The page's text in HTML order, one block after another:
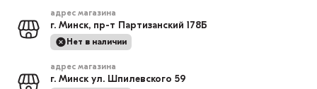
адрес магазина
г. Минск, пр-т Партизанский 178Б
Нет в наличии
адрес магазина
г. Минск ул. Шпилевского 59